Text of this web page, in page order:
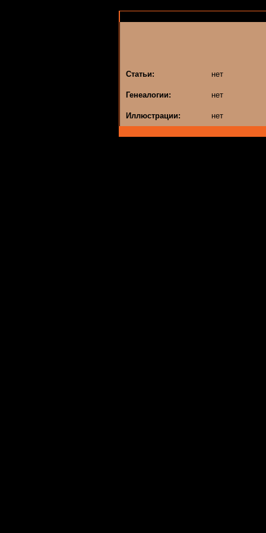
Статьи: нет
Генеалогии: нет
Иллюстрации: нет